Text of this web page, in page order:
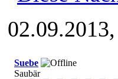
Suebe
Saubär